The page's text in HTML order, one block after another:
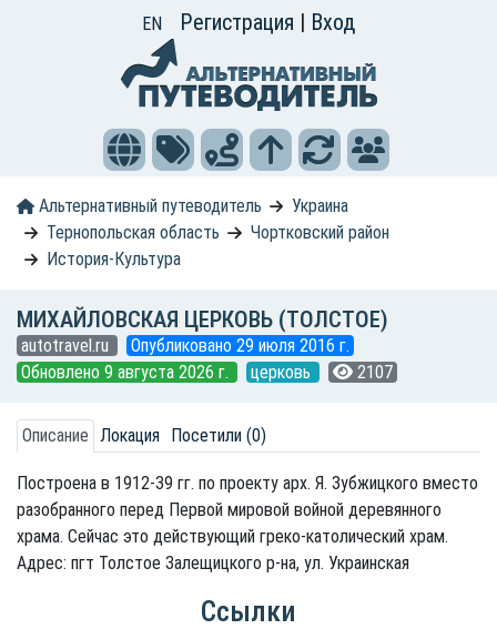
EN Регистрация | Вход
Альтернативный путеводитель
Украина
Тернопольская область
Чортковский район
История-Культура
МИХАЙЛОВСКАЯ ЦЕРКОВЬ (ТОЛСТОЕ)
autotravel.ru
Опубликовано 29 июля 2016 г.
Обновлено 9 августа 2026 г.
церковь 2107
Описание Локация Посетили (0)
Построена в 1912-39 гг. по проекту арх. Я. Зубжицкого вместо
разобранного перед Первой мировой войной деревянного
храма. Сейчас это действующий греко-католический храм.
Адрес: пгт Толстое Залещицкого р-на, ул. Украинская
Ссылки